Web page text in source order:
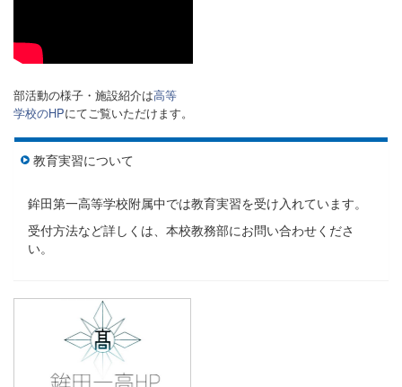
部活動の様子・施設紹介は高等
学校のHPにてご覧いただけます。
教育実習について
鉾田第一高等学校附属中では教育実習を受け入れています。
受付方法など詳しくは、本校教務部にお問い合わせくださ
い。